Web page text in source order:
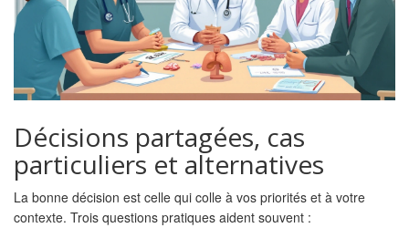
Décisions partagées, cas
particuliers et alternatives
La bonne décision est celle qui colle à vos priorités et à votre
contexte. Trois questions pratiques aident souvent :